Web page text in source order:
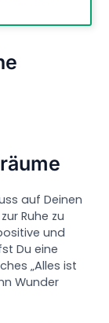
auf Deinen
Ruhe zu
und
Du eine
„Alles ist
Wunder